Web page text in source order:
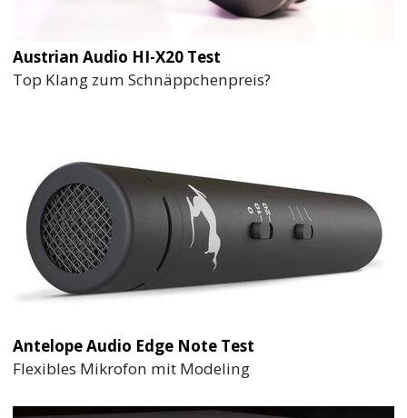
Austrian Audio HI-X20 Test
Top Klang zum Schnäppchenpreis?
Antelope Audio Edge Note Test
Flexibles Mikrofon mit Modeling